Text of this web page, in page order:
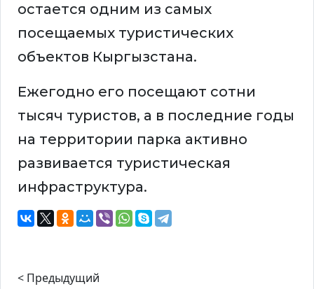
остается одним из самых
посещаемых туристических
объектов Кыргызстана.
Ежегодно его посещают сотни
тысяч туристов, а в последние годы
на территории парка активно
развивается туристическая
инфраструктура.
< Предыдущий